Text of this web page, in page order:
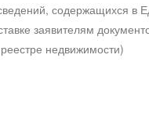
содержащихся в
заявителям
недвижимости)